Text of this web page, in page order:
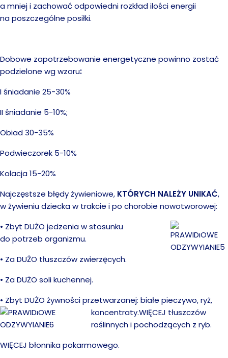
a mniej i zachować odpowiedni rozkład ilości energii
na poszczególne posiłki.
Dobowe zapotrzebowanie energetyczne powinno zostać
podzielone wg wzoru:
I śniadanie 25-30%
II śniadanie 5-10%;
Obiad 30-35%
Podwieczorek 5-10%
Kolacja 15-20%
Najczęstsze błędy żywieniowe, KTÓRYCH NALEŻY UNIKAĆ,
w żywieniu dziecka w trakcie i po chorobie nowotworowej:
• Zbyt DUŻO jedzenia w stosunku
do potrzeb organizmu.
• Za DUŻO tłuszczów zwierzęcych.
• Za DUŻO soli kuchennej.
• Zbyt DUŻO żywności przetwarzanej: białe pieczywo, ryż,
koncentraty.WIĘCEJ tłuszczów
roślinnych i pochodzących z ryb.
WIĘCEJ błonnika pokarmowego.